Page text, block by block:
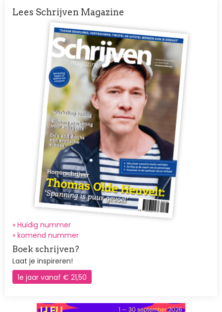
Lees Schrijven Magazine
Afbeelding
» Huidig nummer
» komend nummer
Boek schrijven?
Laat je inspireren!
1e jaar vanaf € 21,50